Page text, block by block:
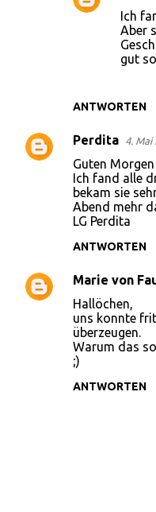
ANTWORTEN
Ich
Aber
gut
Perdita 4. Mai
Guten Morgen
Ich fand alle
bekam sie
Abend mehr
LG Perdita
ANTWORTEN
Marie von
Hallöchen,
uns konnte
überzeugen.
Warum das
;)
ANTWORTEN